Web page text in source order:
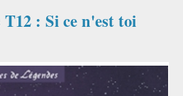
T12 : Si ce n'est toi